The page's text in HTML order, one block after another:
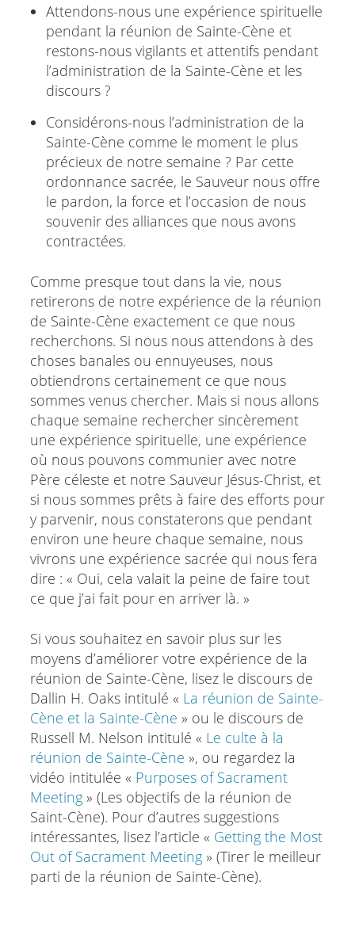
Attendons-nous une expérience spirituelle
pendant la réunion de Sainte-Cène et
restons-nous vigilants et attentifs pendant
l’administration de la Sainte-Cène et les
discours ?
Considérons-nous l’administration de la
Sainte-Cène comme le moment le plus
précieux de notre semaine ? Par cette
ordonnance sacrée, le Sauveur nous offre
le pardon, la force et l’occasion de nous
souvenir des alliances que nous avons
contractées.
Comme presque tout dans la vie, nous
retirerons de notre expérience de la réunion
de Sainte-Cène exactement ce que nous
recherchons. Si nous nous attendons à des
choses banales ou ennuyeuses, nous
obtiendrons certainement ce que nous
sommes venus chercher. Mais si nous allons
chaque semaine rechercher sincèrement
une expérience spirituelle, une expérience
où nous pouvons communier avec notre
Père céleste et notre Sauveur Jésus-Christ, et
si nous sommes prêts à faire des efforts pour
y parvenir, nous constaterons que pendant
environ une heure chaque semaine, nous
vivrons une expérience sacrée qui nous fera
dire : « Oui, cela valait la peine de faire tout
ce que j’ai fait pour en arriver là. »
Si vous souhaitez en savoir plus sur les
moyens d’améliorer votre expérience de la
réunion de Sainte-Cène, lisez le discours de
Dallin H. Oaks intitulé « La réunion de Sainte-
Cène et la Sainte-Cène » ou le discours de
Russell M. Nelson intitulé « Le culte à la
réunion de Sainte-Cène », ou regardez la
vidéo intitulée « Purposes of Sacrament
Meeting» (Les objectifs de la réunion de
Saint-Cène). Pour d’autres suggestions
intéressantes, lisez l’article « Getting the Most
Out of Sacrament Meeting» (Tirer le meilleur
parti de la réunion de Sainte-Cène).